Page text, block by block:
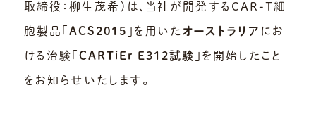
取締役：柳生茂希）は、当社が開発するCAR-T細
胞製品「ACS2015 」を用いた オーストラリア にお
ける治験「CARTiEr E312試験 」を開始したこと
をお知らせいたします。